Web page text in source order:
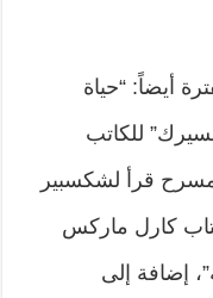
أيضاً: “حياة
للكاتب
قرأ لشكسبير
كارل ماركس
إضافة إلى